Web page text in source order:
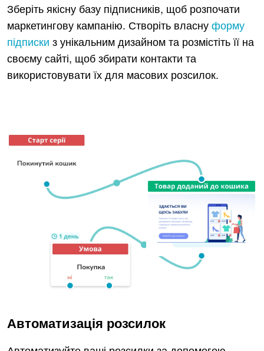
Зберіть якісну базу підписників, щоб розпочати
маркетингову кампанію. Створіть власнуформу
підписки з унікальним дизайном та розмістіть її на
своєму сайті, щоб збирати контакти та
використовувати їх для масових розсилок.
Автоматизація розсилок